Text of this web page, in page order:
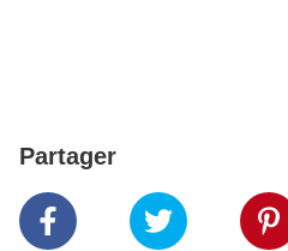
Partager